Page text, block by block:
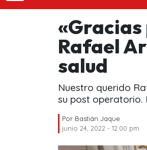
«Gracias
Rafael
salud
Nuestro querido
su post
Por Bastián Jaque
junio 24, 2022 - 12:00 pm